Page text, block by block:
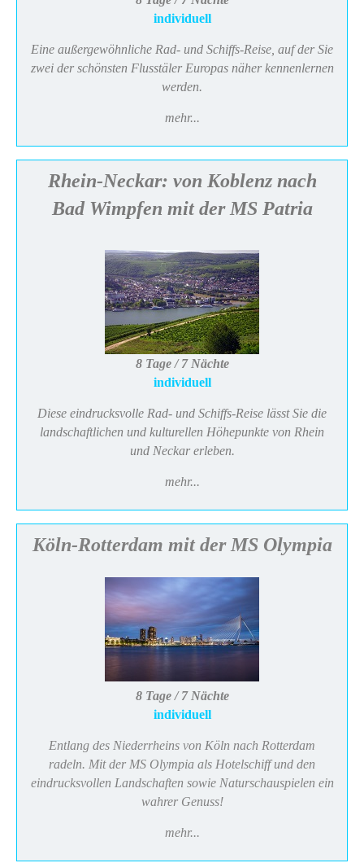
individuell
Eine außergewöhnliche Rad- und Schiffs-Reise, auf der Sie
zwei der schönsten Flusstäler Europas näher kennenlernen
werden.
mehr...
Rhein-Neckar: von Koblenz nach
Bad Wimpfen mit der MS Patria
8 Tage / 7 Nächte
individuell
Diese eindrucksvolle Rad- und Schiffs-Reise lässt Sie die
landschaftlichen und kulturellen Höhepunkte von Rhein
und Neckar erleben.
mehr...
Köln-Rotterdam mit der MS Olympia
8 Tage / 7 Nächte
individuell
Entlang des Niederrheins von Köln nach Rotterdam
radeln. Mit der MS Olympia als Hotelschiff und den
eindrucksvollen Landschaften sowie Naturschauspielen ein
wahrer Genuss!
mehr...